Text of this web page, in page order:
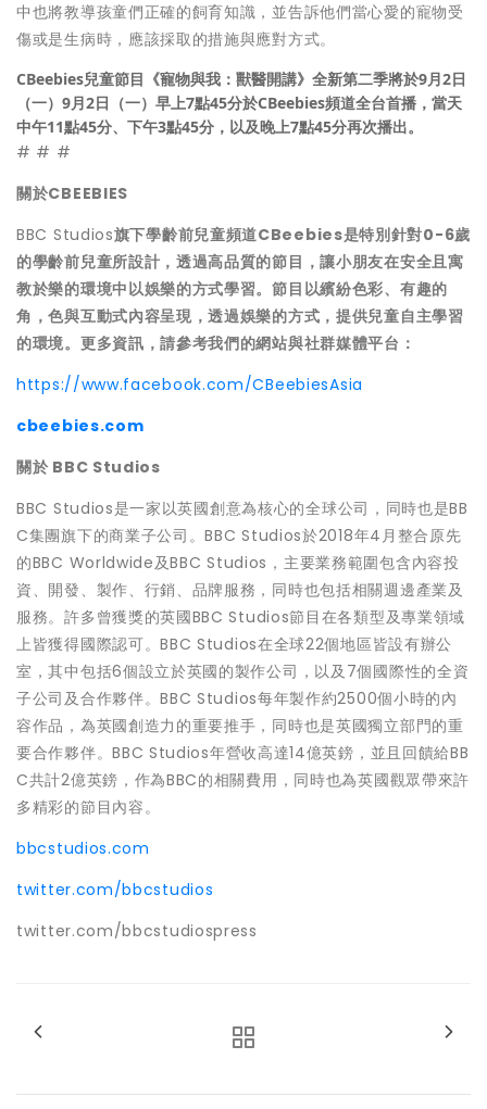
中也將教導孩童們正確的飼育知識，並告訴他們當心愛的寵物受
傷或是生病時，應該採取的措施與應對方式。
CBeebies兒童節目《寵物與我：獸醫開講》全新第二季將於9月2日
（一）9月2日（一）早上7點45分於CBeebies頻道全台首播，當天
中午11點45分、下午3點45分，以及晚上7點45分再次播出。
# # #
關於CBEEBIES
BBC Studios旗下學齡前兒童頻道CBeebies是特別針對0-6歲
的學齡前兒童所設計，透過高品質的節目，讓小朋友在安全且寓
教於樂的環境中以娛樂的方式學習。節目以繽紛色彩、有趣的
角，色與互動式內容呈現，透過娛樂的方式，提供兒童自主學習
的環境。更多資訊，請參考我們的網站與社群媒體平台：
https://www.facebook.com/CBeebiesAsia
cbeebies.com
關於 BBC Studios
BBC Studios是一家以英國創意為核心的全球公司，同時也是BB
C集團旗下的商業子公司。BBC Studios於2018年4月整合原先
的BBC Worldwide及BBC Studios，主要業務範圍包含內容投
資、開發、製作、行銷、品牌服務，同時也包括相關週邊產業及
服務。許多曾獲獎的英國BBC Studios節目在各類型及專業領域
上皆獲得國際認可。BBC Studios在全球22個地區皆設有辦公
室，其中包括6個設立於英國的製作公司，以及7個國際性的全資
子公司及合作夥伴。BBC Studios每年製作約2500個小時的內
容作品，為英國創造力的重要推手，同時也是英國獨立部門的重
要合作夥伴。BBC Studios年營收高達14億英鎊，並且回饋給BB
C共計2億英鎊，作為BBC的相關費用，同時也為英國觀眾帶來許
多精彩的節目內容。
bbcstudios.com
twitter.com/bbcstudios
twitter.com/bbcstudiospress